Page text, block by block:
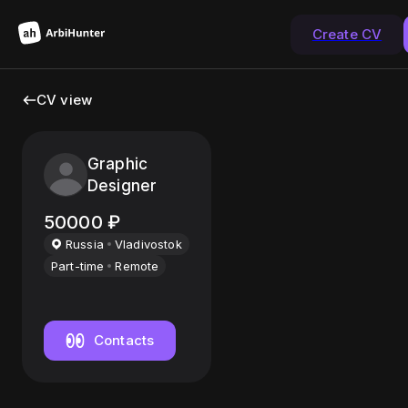
Create CV
CV view
Graphic
Designer
50000 ₽
Russia
Vladivostok
Part-time
Remote
Contacts